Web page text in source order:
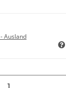
Ausland